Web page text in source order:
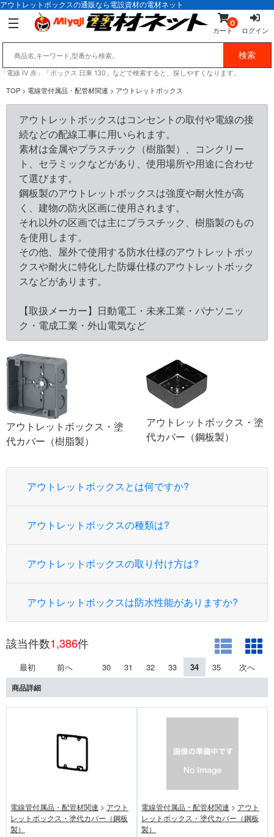
アウトレットボックスの通販なら電設資材の電材ネット
0
カート ログイン
「電線 IV 赤」「ボックス 日東 130」などで検索すると、探しやすくなります。
TOP > 電線管付属品・配管材関連 > アウトレットボックス
アウトレットボックスはコンセントの取付や電線の接
続などの配線工事に用いられます。
素材は金属やプラスチック（樹脂製）、コンクリー
ト、セラミックなどがあり、使用場所や用途に合わせ
て選びます。
鋼板製のアウトレットボックスは強度や耐火性が高
く、建物の防火区画に使用されます。
それ以外の区画では主にプラスチック、樹脂製のもの
を使用します。
その他、屋外で使用する防水仕様のアウトレットボッ
クスや耐火に特化した防爆仕様のアウトレットボック
スなどがあります。
【取扱メーカー】日動電工・未来工業・パナソニッ
ク・電成工業・外山電気など
アウトレットボックス・塗
代カバー（樹脂製）
アウトレットボックス・塗
代カバー（鋼板製）
アウトレットボックスとは何ですか?
アウトレットボックスの種類は?
アウトレットボックスの取り付け方は?
アウトレットボックスは防水性能がありますか?
該当件数1,386件
最初 前へ 30 31 32 33 34 35 次へ
商品詳細
電線管付属品・配管材関連 > アウト
レットボックス・塗代カバー（鋼板
製）
電線管付属品・配管材関連 > アウト
レットボックス・塗代カバー（鋼板
製）